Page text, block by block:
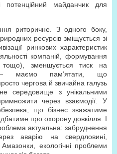
потенційний майданчик для
риторичне. З одного боку,
ресурсів зміщується зі
ринкових характеристик
компаній, формування
тощо), зменшується тиск на
маємо пам’ятати, що
чергова й звичайна галузь
середовище з унікальними
через взаємодії. У
що бізнес зважатиме
про охорону довкілля. І
актуальна: забруднення
аварію на свердловині,
Амазонки, екологічні проблеми